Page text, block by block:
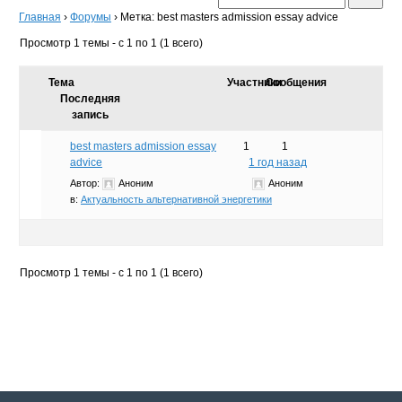
Главная › Форумы › Метка: best masters admission essay advice
Просмотр 1 темы - с 1 по 1 (1 всего)
Тема УчастникиСообщения
Последняя
запись
best masters admission essay
advice
Автор:
Аноним
в: Актуальность альтернативной энергетики
1
1
1 год назад
Аноним
Просмотр 1 темы - с 1 по 1 (1 всего)